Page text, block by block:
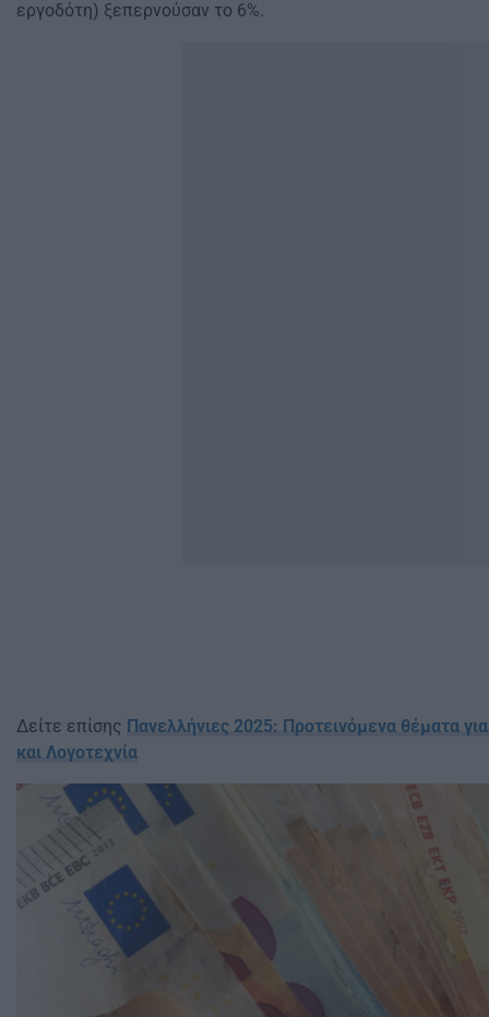
εργοδότη) ξεπερνούσαν το 6%.
Δείτε επίσης Πανελλήνιες 2025: Προτεινόμενα θέματα
και Λογοτεχνία